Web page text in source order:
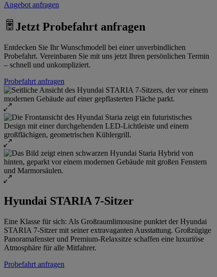
Angebot anfragen
Jetzt Probefahrt anfragen
Entdecken Sie Ihr Wunschmodell bei einer unverbindlichen
Probefahrt. Vereinbaren Sie mit uns jetzt Ihren persönlichen Termin
– schnell und unkompliziert.
Probefahrt anfragen
Hyundai STARIA 7-Sitzer
Eine Klasse für sich: Als Großraumlimousine punktet der Hyundai
STARIA 7-Sitzer mit seiner extravaganten Ausstattung. Großzügige
Panoramafenster und Premium-Relaxsitze schaffen eine luxuriöse
Atmosphäre für alle Mitfahrer.
Probefahrt anfragen